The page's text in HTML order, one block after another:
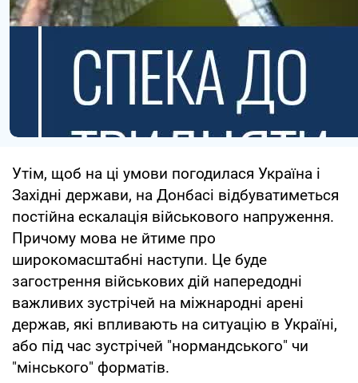
Утім, щоб на ці умови погодилася Україна і
Західні держави, на Донбасі відбуватиметься
постійна ескалація військового напруження.
Причому мова не йтиме про
широкомасштабні наступи. Це буде
загострення військових дій напередодні
важливих зустрічей на міжнародні арені
держав, які впливають на ситуацію в Україні,
або під час зустрічей "нормандського" чи
"мінського" форматів.